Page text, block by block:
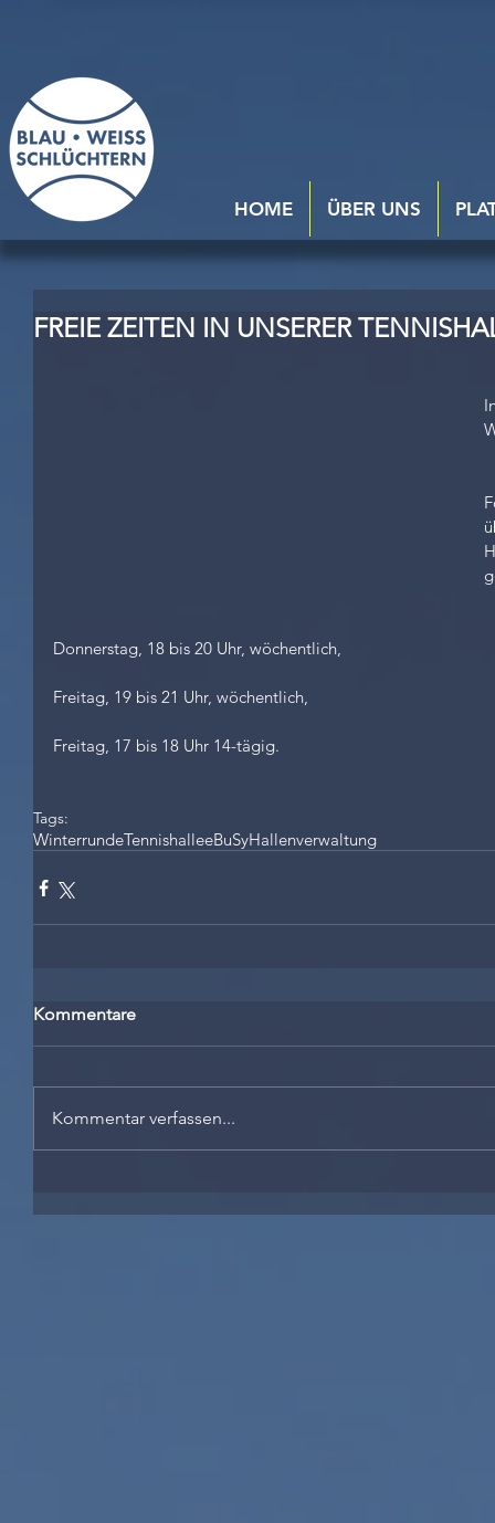
FREIE ZEITEN IN UNSERER
Donnerstag, 18 bis 20 Uhr, wöchentlich,
Freitag, 19 bis 21 Uhr, wöchentlich,
Freitag, 17 bis 18 Uhr 14-tägig.
Tags:
WinterrundeTennishalleeBuSyHallenverwaltung
Kommentare
Kommentar verfassen...
HOME ÜBER UNS